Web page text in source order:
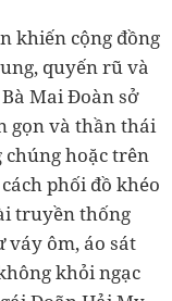
khiến cộng đồng
quyến rũ và
Mai Đoàn sở
gọn và thần thái
hoặc trên
phối đồ khéo
truyền thống
váy ôm, áo sát
khỏi ngạc